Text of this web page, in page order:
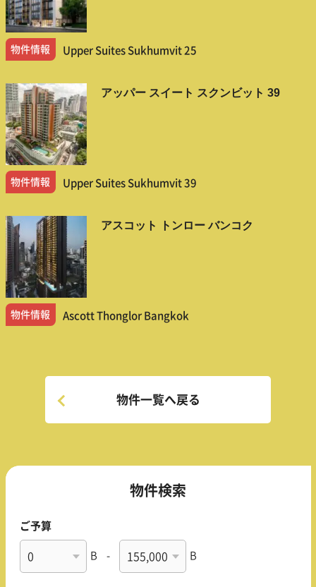
物件情報 Upper Suites Sukhumvit 25
アッパー スイート スクンビット 39
物件情報 Upper Suites Sukhumvit 39
アスコット トンロー バンコク
物件情報 Ascott Thonglor Bangkok
物件一覧へ戻る
物件検索
ご予算
B - B